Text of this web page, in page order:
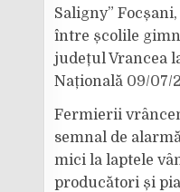
Saligny”
între școlile
județul Vrancea
Națională 09/07/
Fermierii
semnal de
mici la laptele
producători și